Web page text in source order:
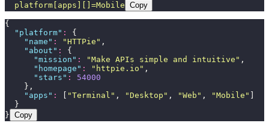
  platform[apps][]=Mobile
Copy
{
  "
platform" :
{
    "
name " : "HTTPie " ,
    "
about " :
{
      "
mission " : "Make APIs simple and intuitive " ,
      "
homepage " : " httpie.io " ,
      "
stars " :
54000
    },
    "
apps " : "Terminal " , "Desktop " , "Web " , "Mobile "
  }
} Copy